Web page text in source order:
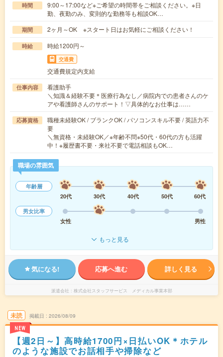
時間
9:00～17:00など※ご希望の時間帯をご相談ください。※日
勤、夜勤のみ、変則的な勤務等も相談OK…
期間 2ヶ月～OK ※スタート日はお気軽にご相談ください！
時給 時給1200円～
交通費
交通費規定内支給
仕事内容
看護助手
＼知識＆経験不要＊医療行為なし／病院内での患者さんのケ
アや看護師さんのサポート！▽具体的なお仕事は……
応募資格
職種未経験OK / ブランクOK / パソコンスキル不要 / 英語力不
要
＼無資格・未経験OK／※年齢不問※50代・60代の方も活躍
中！※履歴書不要・来社不要で電話相談もOK…
職場の雰囲気
年齢層
20代
30代 40代 50代
60代
男女比率
女性
男性
もっと見る
気になる! 応募へ進む 詳しく見る
派遣会社 株式会社スタッフサービス メディカル事業本部
未読
NEW
掲載日 2026/08/09
【週2日～】高時給1700円×日払いOK＊ホテル
のような施設でお話相手や掃除など